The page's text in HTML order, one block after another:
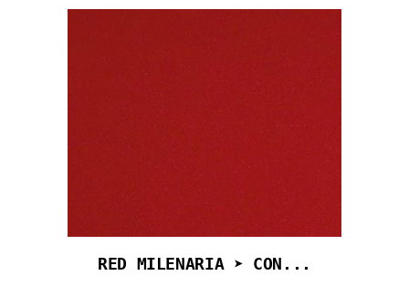
RED MILENARIA ➤ CON...